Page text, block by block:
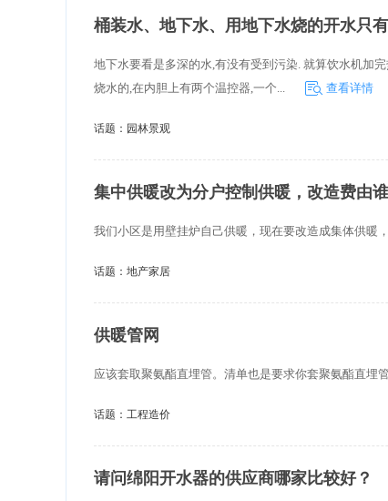
桶装水、地下水、用地下水烧的开水只
地下水要看是多深的水,有没有受到污染. 就算饮水机加
烧水的,在内胆上有两个温控器,一个...
查看详情
话题： 园林景观
集中供暖改为分户控制供暖，改造费由
我们小区是用壁挂炉自己供暖，现在要改造成集体供暖
话题： 地产家居
供暖管网
应该套取聚氨酯直埋管。清单也是要求你套聚氨酯直埋管
话题： 工程造价
请问绵阳开水器的供应商哪家比较好？